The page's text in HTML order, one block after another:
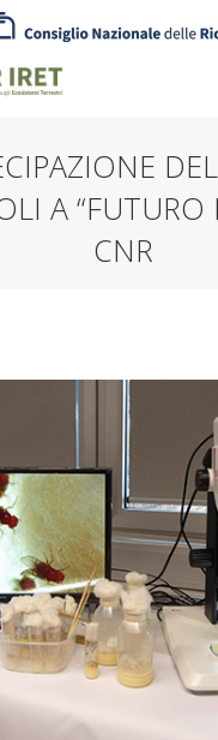
A “FUTURO
CNR